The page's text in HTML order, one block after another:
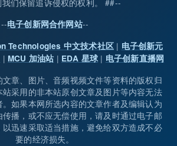
们保留追诉侵权的权利。 ##--
--电子创新网合作网站--
Technologies 中文技术社区| 电子创新元
| MCU 加油站 | EDA 星球 | 电子创新直播网
章、图片、音频视频文件等资料的版权归
采用的非本站原创文章及图片等内容无法
如果本网所选内容的文章作者及编辑认为
播，或不应无偿使用，请及时通过电子邮
迅速采取适当措施，避免给双方造成不必
要的经济损失。